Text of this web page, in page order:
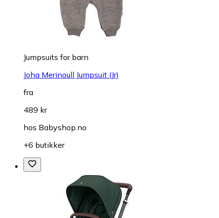
Jumpsuits for barn
Joha Merinoull Jumpsuit (Jr)
fra
489 kr
hos Babyshop.no
+6 butikker